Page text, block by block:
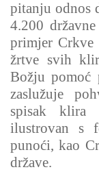
pitanju odnos
4.200
primjer
žrtve svih
Božju
zaslužuje
spisak klira
ilustrovan s
punoći, kao
države.